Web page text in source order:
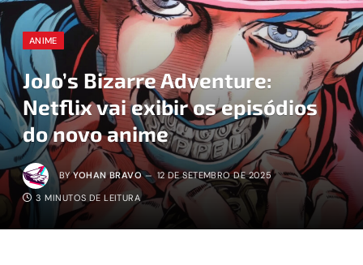
ANIME
JoJo’s Bizarre Adventure:
Netflix vai exibir os episódios
do novo anime
BY YOHAN BRAVO 12 DE SETEMBRO DE 2025
3 MINUTOS DE LEITURA